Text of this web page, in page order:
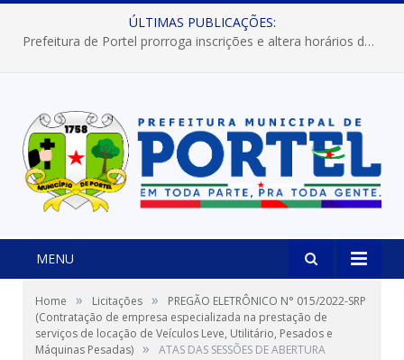
ÚLTIMAS PUBLICAÇÕES:
Prefeitura de Portel prorroga inscrições e altera horários dos concursos “Musa” e “Miss Mix Verão 2026”
MENU
Home » Licitações »
PREGÃO ELETRÔNICO N° 015/2022-SRP
(Contratação de empresa especializada na prestação de
serviços de locação de Veículos Leve, Utilitário, Pesados e
Máquinas Pesadas) » ATAS DAS SESSÕES DE ABERTURA